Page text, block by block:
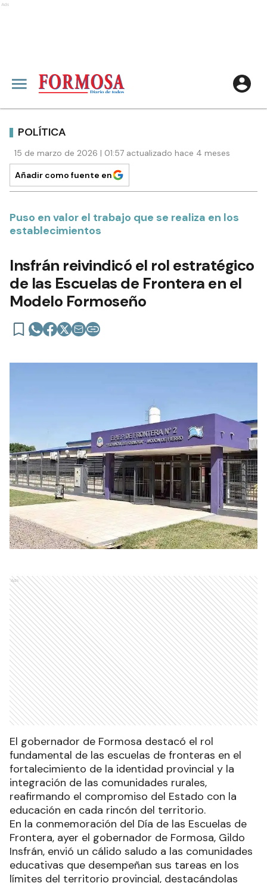
Ads
POLÍTICA
15 de marzo de 2026 | 01:57 actualizado hace 4 meses
Añadir como fuente en
Puso en valor el trabajo que se realiza en los
establecimientos
Insfrán reivindicó el rol estratégico
de las Escuelas de Frontera en el
Modelo Formoseño
Ads
El gobernador de Formosa destacó el rol
fundamental de las escuelas de fronteras en el
fortalecimiento de la identidad provincial y la
integración de las comunidades rurales,
reafirmando el compromiso del Estado con la
educación en cada rincón del territorio.
En la conmemoración del Día de las Escuelas de
Frontera, ayer el gobernador de Formosa, Gildo
Insfrán, envió un cálido saludo a las comunidades
educativas que desempeñan sus tareas en los
límites del territorio provincial, destacándolas